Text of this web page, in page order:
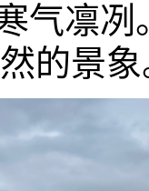
气凛
的景